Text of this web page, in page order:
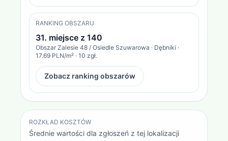
RANKING OBSZARU
31. miejsce z 140
Obszar Zalesie 48 / Osiedle Szuwarowa · Dębniki ·
17.69 PLN/m² · 10 zgł.
Zobacz ranking obszarów
ROZKŁAD KOSZTÓW
Średnie wartości dla zgłoszeń z tej lokalizacji